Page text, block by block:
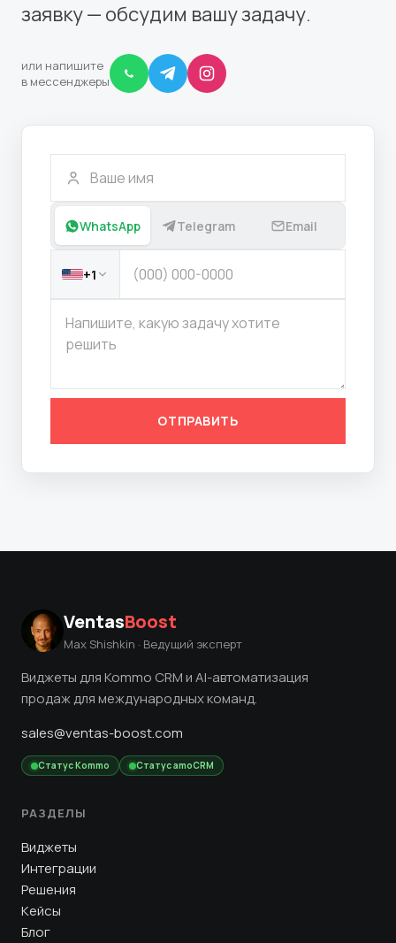
заявку — обсудим вашу задачу.
или напишите
в мессенджеры
WhatsApp Telegram Email
+1
ОТПРАВИТЬ
VentasBoost
Max Shishkin · Ведущий эксперт
Виджеты для Kommo CRM и AI-автоматизация
продаж для международных команд.
sales@ventas-boost.com
Статус Kommo Статус amoCRM
РАЗДЕЛЫ
Виджеты
Интеграции
Решения
Кейсы
Блог